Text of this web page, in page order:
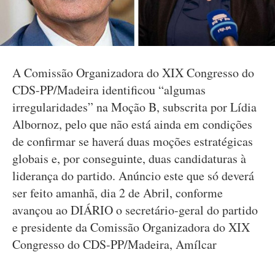
A Comissão Organizadora do XIX Congresso do
CDS-PP/Madeira identificou “algumas
irregularidades” na Moção B, subscrita por Lídia
Albornoz, pelo que não está ainda em condições
de confirmar se haverá duas moções estratégicas
globais e, por conseguinte, duas candidaturas à
liderança do partido. Anúncio este que só deverá
ser feito amanhã, dia 2 de Abril, conforme
avançou ao DIÁRIO o secretário-geral do partido
e presidente da Comissão Organizadora do XIX
Congresso do CDS-PP/Madeira, Amílcar